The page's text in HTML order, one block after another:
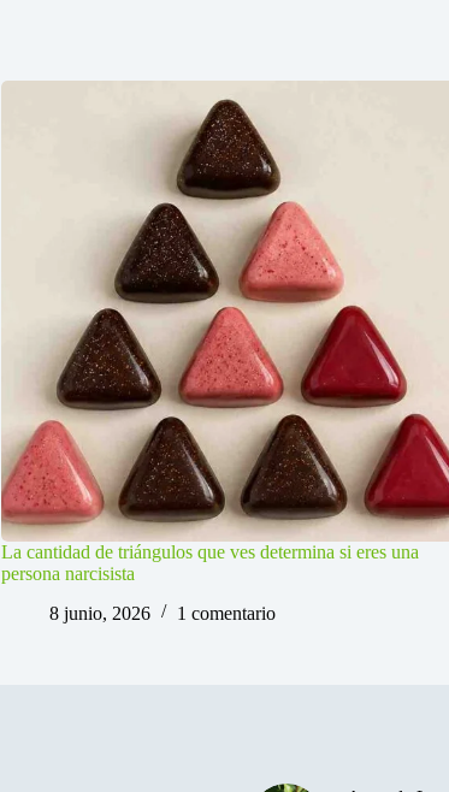
La cantidad de triángulos que ves determina si eres una
persona narcisista
8 junio, 2026
1 comentario